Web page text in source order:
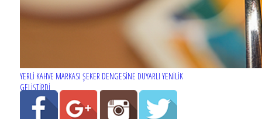
YERLİ KAHVE MARKASI ŞEKER DENGESİNE DUYARLI YENİLİK
GELİŞTİRDİ